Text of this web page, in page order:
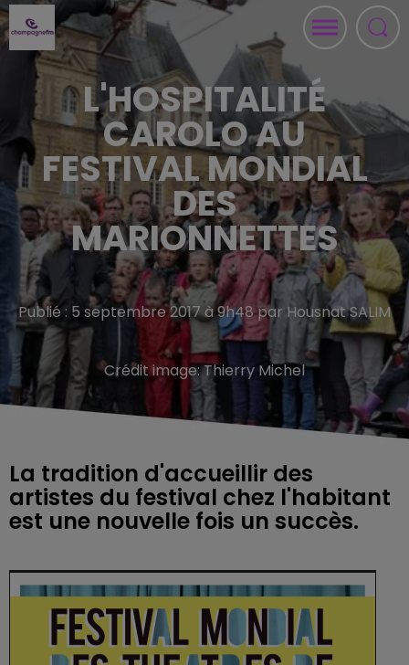
L'HOSPITALITÉ
CAROLO AU
FESTIVAL MONDIAL
DES
MARIONNETTES
Publié : 5 septembre 2017 à 9h48 par Housnat SALIM
Crédit image:Thierry Michel
La tradition d'accueillir des
artistes du festival chez l'habitant
est une nouvelle fois un succès.